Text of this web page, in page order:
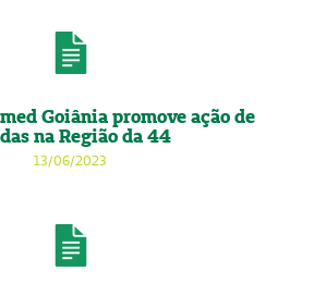
Goiânia promove ação de
na Região da 44
13/06/2023